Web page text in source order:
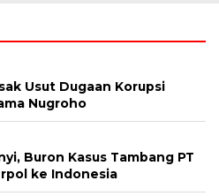
Usut Dugaan Korupsi
Nugroho
Buron Kasus Tambang PT
ke Indonesia